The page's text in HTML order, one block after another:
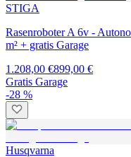
STIGA
Rasenroboter A 6v -
m² + gratis Garage
1.208,00 €899,00 €
Gratis Garage
-28 %
Husqvarna